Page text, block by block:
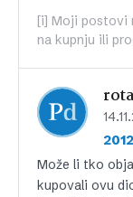
[i] Moji postovi
na kupnju ili
2012
Može li tko
kupovali ovu